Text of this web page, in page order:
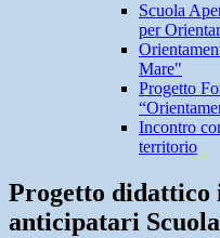
Scuola
per
Mare"
Progetto
Incontro
territorio
Progetto didattico
anticipatari